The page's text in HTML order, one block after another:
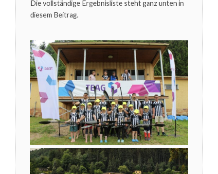
Die vollständige Ergebnisliste steht ganz unten in
diesem Beitrag.